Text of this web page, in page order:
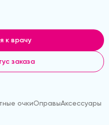
к врачу
заказа
очкиОправыАксессуары